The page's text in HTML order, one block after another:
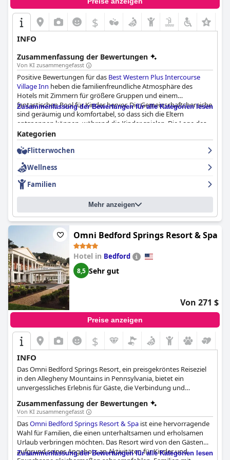
$
INFO
Zusammenfassung der Bewertungen
Von KI zusammengefasst
Positive Bewertungen für das Best Western Plus Intercourse
Village Inn heben die familienfreundliche Atmosphäre des
Hotels mit Zimmern für größere Gruppen und einem
fantastischen Pool für Kinder hervor. Die Gemeinschaftsbereiche
sind geräumig und komfortabel, so dass sich die Eltern
entspannen können, während die Kinder spielen. Die Lage des
Hotels ist außerdem ideal für Besichtigungen und Einkäufe in
der malerischen Landschaft. Diese Eigenschaften machen das
Hotel zu einer perfekten Wahl für Familienurlaube mit mehreren
Generationen. Insgesamt empfehlen die Gäste das
Plus Intercourse Village Inn
komfortablen Familienurlaub sehr.
Zusammenfassung der Bewertungen für alle Kategorien lesen
Kategorien
Flitterwochen
Wellness
Familien
Mehr anzeigen
Omni Bedford Springs Resort & Spa
Hotel in Bedford
8,5 Sehr gut
Von 271 $
Preise anzeigen
$
INFO
Das Omni Bedford Springs Resort, ein preisgekröntes Reiseziel
in den Allegheny Mountains in Pennsylvania, bietet ein
unvergessliches Erlebnis für Gäste, die Verbindung und
Annehmlichkeiten, darunter das luxuriöse Springs Eternal Spa,
einen wunderschön restaurierten Meisterschaftsgolfplatz sowie
Innen- und Außenpools. Besucher können sich an den
geräumigen Unterkünften, den exquisiten Speisemöglichkeiten
und den modernen Konferenzeinrichtungen erfreuen und
gleichzeitig den historischen Charme des Resorts bewundern.
Zusammenfassung der Bewertungen
Von KI zusammengefasst
DasOmni Bedford Springs Resort & Spa ist eine hervorragende
Wahl für Familien, die einen unterhaltsamen und erholsamen
Urlaub verbringen möchten. Das Resort wird von den Gästen
aufgrund seines Angebots an Aktivitäten für Kinder und
Zusammenfassung der Bewertungen für alle Kategorien lesen